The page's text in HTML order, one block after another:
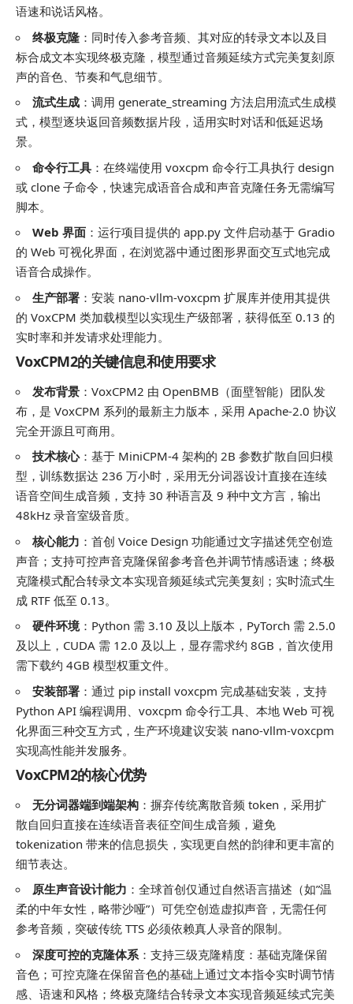
语速和说话风格。
终极克隆 ：同时传入参考音频、其对应的转录文本以及目
标合成文本实现终极克隆，模型通过音频延续方式完美复刻原
声的音色、节奏和气息细节。
流式生成 ：调用 generate_streaming 方法启用流式生成模
式，模型逐块返回音频数据片段，适用实时对话和低延迟场
景。
命令行工具 ：在终端使用 voxcpm 命令行工具执行 design
或 clone 子命令，快速完成语音合成和声音克隆任务无需编写
脚本。
Web 界面 ：运行项目提供的 app.py 文件启动基于 Gradio
的 Web 可视化界面，在浏览器中通过图形界面交互式地完成
语音合成操作。
生产部署 ：安装 nano-vllm-voxcpm 扩展库并使用其提供
的 VoxCPM 类加载模型以实现生产级部署，获得低至 0.13 的
实时率和并发请求处理能力。
VoxCPM2的关键信息和使用要求
发布背景 ：VoxCPM2 由 OpenBMB（面壁智能）团队发
布，是 VoxCPM 系列的最新主力版本，采用 Apache-2.0 协议
完全开源且可商用。
技术核心：基于 MiniCPM-4 架构的 2B 参数扩散自回归模
型，训练数据达 236 万小时，采用无分词器设计直接在连续
语音空间生成音频，支持 30 种语言及 9 种中文方言，输出
48kHz 录音室级音质。
核心能力 ：首创 Voice Design 功能通过文字描述凭空创造
声音；支持可控声音克隆保留参考音色并调节情感语速；终极
克隆模式配合转录文本实现音频延续式完美复刻；实时流式生
成 RTF 低至 0.13。
硬件环境：Python 需 3.10 及以上版本，PyTorch 需 2.5.0
及以上，CUDA 需 12.0 及以上，显存需求约 8GB，首次使用
需下载约 4GB 模型权重文件。
安装部署 ：通过 pip install voxcpm 完成基础安装，支持
Python API 编程调用、voxcpm 命令行工具、本地 Web 可视
化界面三种交互方式，生产环境建议安装 nano-vllm-voxcpm
实现高性能并发服务。
VoxCPM2的核心优势
无分词器端到端架构 ：摒弃传统离散音频 token，采用扩
散自回归直接在连续语音表征空间生成音频，避免
tokenization 带来的信息损失，实现更自然的韵律和更丰富的
细节表达。
原生声音设计能力 ：全球首创仅通过自然语言描述（如”温
柔的中年女性，略带沙哑”）可凭空创造虚拟声音，无需任何
参考音频，突破传统 TTS 必须依赖真人录音的限制。
深度可控的克隆体系 ：支持三级克隆精度：基础克隆保留
音色；可控克隆在保留音色的基础上通过文本指令实时调节情
感、语速和风格；终极克隆结合转录文本实现音频延续式完美